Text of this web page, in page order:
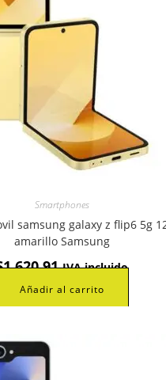
Smartphones
samsung galaxy z flip6 5g
amarillo Samsung
1.620,91 IVA incluido
Añadir al carrito